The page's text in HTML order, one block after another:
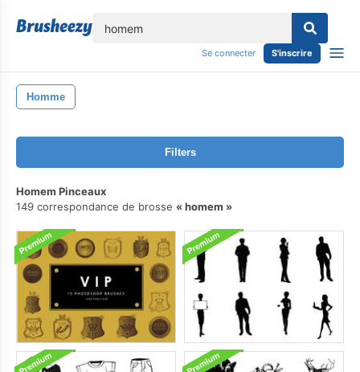
Se connecter S'inscrire
Homme
Filters
Homem Pinceaux
149 correspondance de brosse
homem